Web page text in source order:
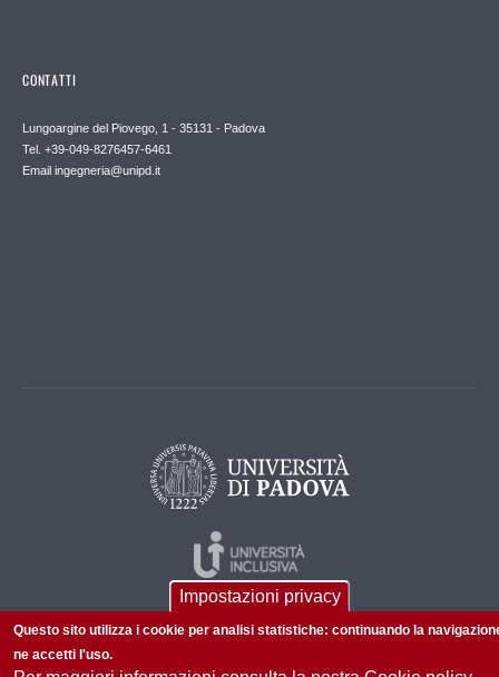
CONTATTI
Lungoargine del Piovego, 1 - 35131 - Padova
Tel. +39-049-8276457-6461
Email ingegneria@unipd.it
Impostazioni privacy
Questo sito utilizza i cookie per analisi statistiche: continuando la
ne accetti l'uso.